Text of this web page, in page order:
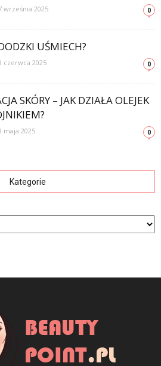
września 2025 0
UŚMIECH?
czerwca 2025 0
SKÓRY – JAK DZIAŁA OLEJEK
maja 2025 0
Kategorie